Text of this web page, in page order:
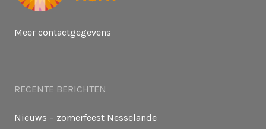
Meer contactgegevens
RECENTE BERICHTEN
Nieuws – zomerfeest Nesselande